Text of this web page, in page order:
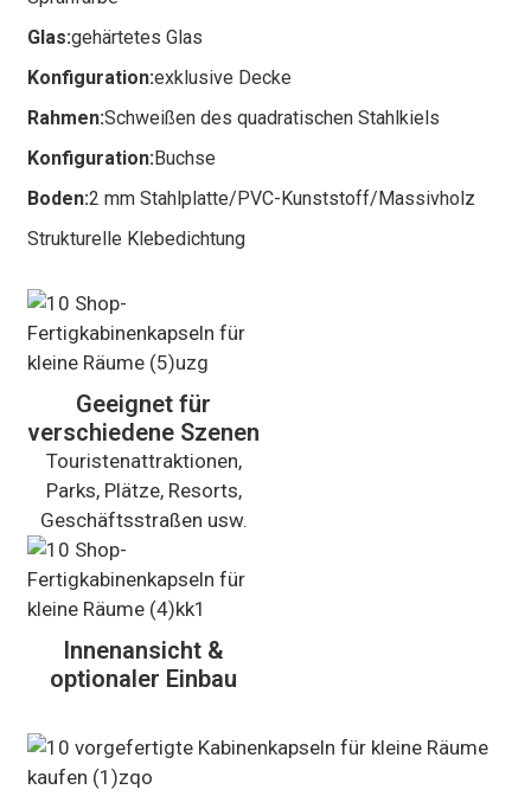
Glas:gehärtetes Glas
Konfiguration:exklusive Decke
Rahmen:Schweißen des quadratischen Stahlkiels
Konfiguration:Buchse
Boden:2 mm Stahlplatte/PVC-Kunststoff/Massivholz
Strukturelle Klebedichtung
Innenansicht &
optionaler Einbau
Geeignet für
verschiedene Szenen
Touristenattraktionen,
Parks, Plätze, Resorts,
Geschäftsstraßen usw.